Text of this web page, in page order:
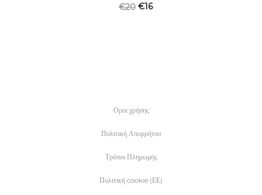
€20 €16
Οροι χρήσης
Πολιτική Απορρήτου
Τρόποι Πληρωμής
Πολιτική cookie (ΕΕ)